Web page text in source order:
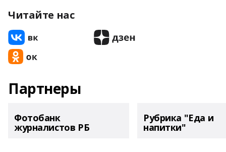
Читайте нас
Партнеры
Фотобанк
журналистов РБ
Рубрика "Еда и
напитки"